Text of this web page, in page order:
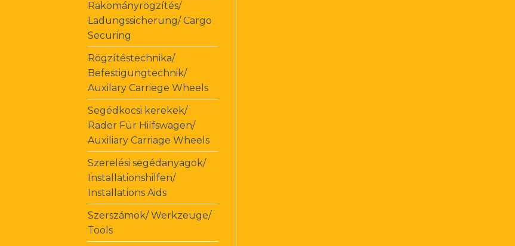
Rakományrögzítés/
Ladungssicherung/ Cargo
Securing
Rögzítéstechnika/
Befestigungtechnik/
Auxilary Carriege Wheels
Segédkocsi kerekek/
Rader Für Hilfswagen/
Auxiliary Carriage Wheels
Szerelési segédanyagok/
Installationshilfen/
Installations Aids
Szerszámok/ Werkzeuge/
Tools